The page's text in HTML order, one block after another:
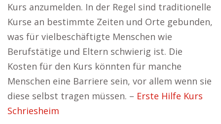
Kurs anzumelden. In der Regel sind traditionelle
Kurse an bestimmte Zeiten und Orte gebunden,
was für vielbeschäftigte Menschen wie
Berufstätige und Eltern schwierig ist. Die
Kosten für den Kurs könnten für manche
Menschen eine Barriere sein, vor allem wenn sie
diese selbst tragen müssen. – Erste Hilfe Kurs
Schriesheim